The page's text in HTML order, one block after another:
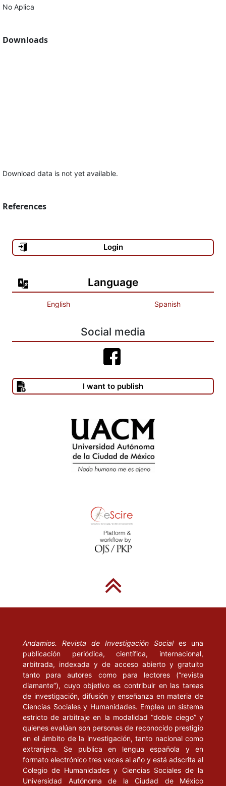
No Aplica
Downloads
Download data is not yet available.
References
Login
Language
English Spanish
Social media
I want to publish
Andamios. Revista de Investigación Social es una
publicación periódica, científica, internacional,
arbitrada, indexada y de acceso abierto y gratuito
tanto para autores como para lectores (“revista
diamante”), cuyo objetivo es contribuir en las tareas
de investigación, difusión y enseñanza en materia de
Ciencias Sociales y Humanidades. Emplea un sistema
estricto de arbitraje en la modalidad “doble ciego” y
quienes evalúan son personas de reconocido prestigio
en el ámbito de la investigación, tanto nacional como
extranjera. Se publica en lengua española y en
formato electrónico tres veces al año y está adscrita al
Colegio de Humanidades y Ciencias Sociales de la
Universidad Autónoma de la Ciudad de México